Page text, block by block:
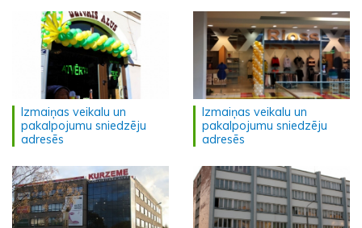
Izmaiņas veikalu un
pakalpojumu sniedzēju
adresēs
Izmaiņas veikalu un
pakalpojumu sniedzēju
adresēs